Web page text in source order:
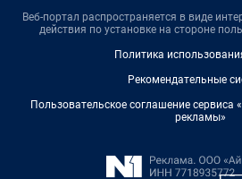
Веб-портал распространяется в виде
действия по установке на стороне
Политика
Рекомендательные
Пользовательское соглашение сервиса
рекламы»